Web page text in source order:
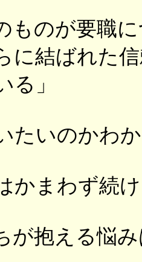
ものが要職
に結ばれた
る」
たいのかわ
かまわず続
が抱える悩